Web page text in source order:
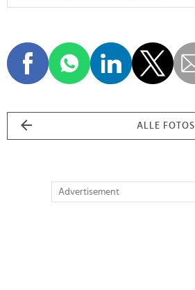
ALLE FOTOS
Advertisement